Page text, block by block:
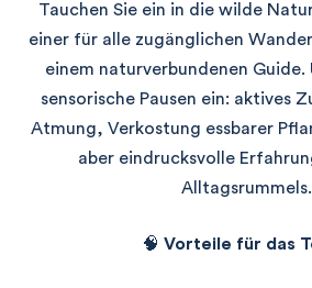
Tauchen Sie ein in die wilde
einer für alle zugänglichen
einem naturverbundenen Guide.
sensorische Pausen ein: aktives
Atmung, Verkostung essbarer
aber eindrucksvolle
Alltagsrummels.
🧠 Vorteile für das